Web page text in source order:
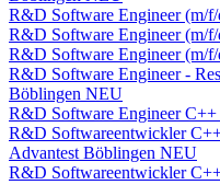
R&D Software Engineer (m/
R&D Software Engineer (m/
R&D Software Engineer (m/
R&D Software Engineer -
Böblingen NEU
R&D Software Engineer
R&D Softwareentwickler
Advantest Böblingen NEU
R&D Softwareentwickler